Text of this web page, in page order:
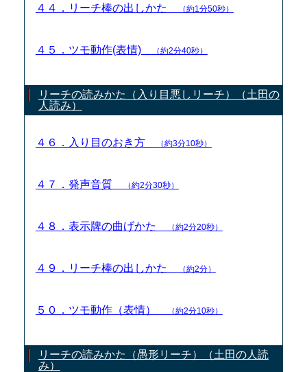
４４．リーチ棒の出しかた （約1分50秒）
４５．ツモ動作(表情) （約2分40秒）
リーチの読みかた（入り目悪しリーチ）（土田の
人読み）
４６．入り目のおき方 （約3分10秒）
４７．発声音質 （約2分30秒）
４８．表示牌の曲げかた （約2分20秒）
４９．リーチ棒の出しかた （約2分）
５０．ツモ動作（表情） （約2分10秒）
リーチの読みかた（愚形リーチ）（土田の人読
み）